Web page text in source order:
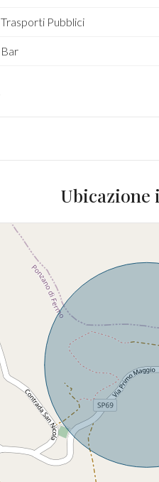
Trasporti Pubblici
Bar
Ubicazione